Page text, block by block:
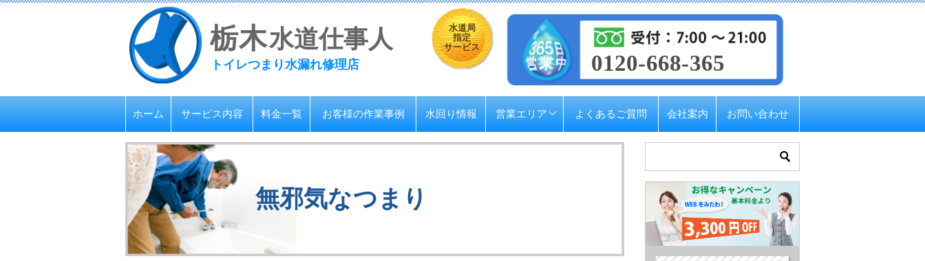
栃木水道仕事人
トイレつまり水漏れ修理店
水道局
指定
サービス
0120-668-365
ホーム サービス内容 料金一覧 お客様の作業事例 水回り情報 営業エリア よくあるご質問 会社案内 お問い合わせ
無邪気なつまり